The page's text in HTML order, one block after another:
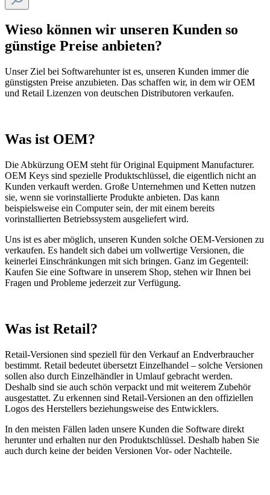
Wieso können wir unseren Kunden so
günstige Preise anbieten?
Unser Ziel bei Softwarehunter ist es, unseren Kunden immer die
günstigsten Preise anzubieten. Das schaffen wir, in dem wir OEM
und Retail Lizenzen von deutschen Distributoren verkaufen.
Was ist OEM?
Die Abkürzung OEM steht für Original Equipment Manufacturer.
OEM Keys sind spezielle Produktschlüssel, die eigentlich nicht an
Kunden verkauft werden. Große Unternehmen und Ketten nutzen
sie, wenn sie vorinstallierte Produkte anbieten. Das kann
beispielsweise ein Computer sein, der mit einem bereits
vorinstallierten Betriebssystem ausgeliefert wird.
Uns ist es aber möglich, unseren Kunden solche OEM-Versionen zu
verkaufen. Es handelt sich dabei um vollwertige Versionen, die
keinerlei Einschränkungen mit sich bringen. Ganz im Gegenteil:
Kaufen Sie eine Software in unserem Shop, stehen wir Ihnen bei
Fragen und Probleme jederzeit zur Verfügung.
Was ist Retail?
Retail-Versionen sind speziell für den Verkauf an Endverbraucher
bestimmt. Retail bedeutet übersetzt Einzelhandel – solche Versionen
sollen also durch Einzelhändler in Umlauf gebracht werden.
Deshalb sind sie auch schön verpackt und mit weiterem Zubehör
ausgestattet. Zu erkennen sind Retail-Versionen an den offiziellen
Logos des Herstellers beziehungsweise des Entwicklers.
In den meisten Fällen laden unsere Kunden die Software direkt
herunter und erhalten nur den Produktschlüssel. Deshalb haben Sie
auch durch keine der beiden Versionen Vor- oder Nachteile.